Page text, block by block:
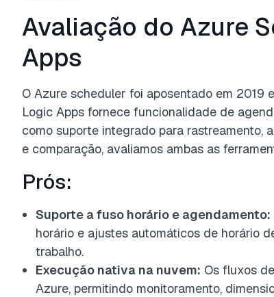
Avaliação do Azure
Apps
O Azure scheduler foi aposentado em 2019
Logic Apps fornece funcionalidade de
como suporte integrado para rastreamento,
e comparação, avaliamos ambas as
Prós:
Suporte a fuso horário e agendamento:
horário e ajustes automáticos de horário
trabalho.
Execução nativa na nuvem: Os fluxos
Azure, permitindo monitoramento,